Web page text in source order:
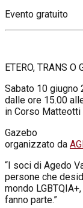
Evento gratuito
ETERO, TRANS O
Sabato 10 giugno
dalle ore 15.00
in Corso
Gazebo
organizzato da
“I soci di Agedo
persone che
mondo
fanno parte.”